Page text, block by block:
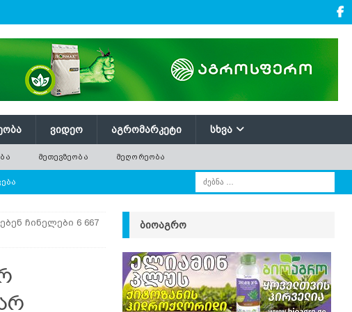
ᲕᲘᲓᲔᲝ ᲐᲒᲠᲝᲛᲐᲠᲙᲔᲢᲘ ᲡᲮᲕᲐ
ᲛᲔᲗᲔᲕᲖᲔᲝᲑᲐ ᲛᲔᲦᲝᲠᲔᲝᲑᲐ
ჩინელები 6 667
ᲑᲘᲝᲐᲒᲠᲝ